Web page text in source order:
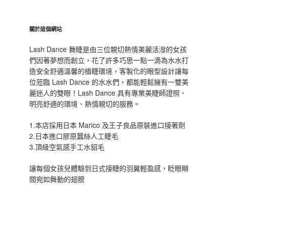
關於這個網站
Lash Dance 舞睫是由三位親切熱情美麗活潑的女孩
們因著夢想而創立，花了許多巧思一點一滴為水水打
造安全舒適溫馨的植睫環境，客製化的眼型設計讓每
位蒞臨 Lash Dance 的水水們，都能輕鬆擁有一雙美
麗迷人的雙眼！Lash Dance 具有專業美睫師證照、
明亮舒適的環境、熱情親切的服務。
1.本店採用日本 Marico 及王子良品原裝進口接著劑
2.日本進口膠原蠶絲人工睫毛
3.頂級空氣感手工水貂毛
讓每個女孩兒體驗到日式接睫的羽翼輕盈感，眨眼瞬
間宛如舞動的翅膀